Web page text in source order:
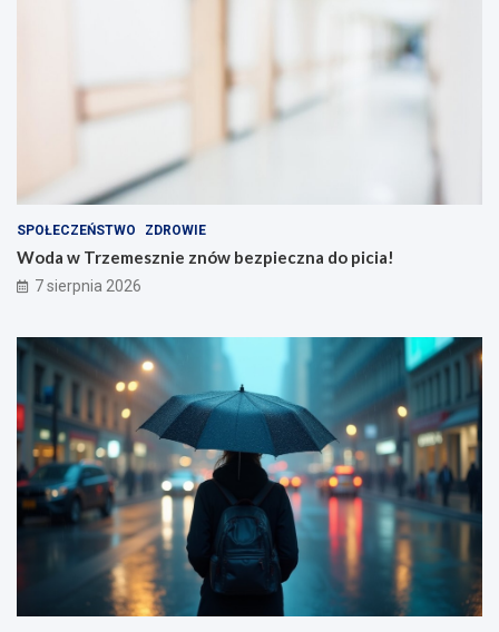
SPOŁECZEŃSTWO ZDROWIE
Woda w Trzemesznie znów bezpieczna do picia!
7 sierpnia 2026